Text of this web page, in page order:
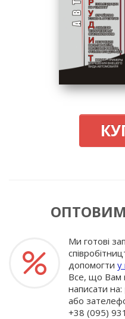
Ми готові
допомогти у
Все, що Вам
написати на:
або
+38 (095)